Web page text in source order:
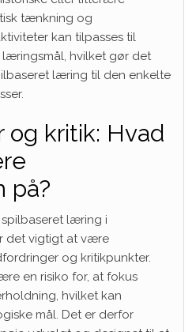
tænkning og
kan tilpasses til
hvilket gør det
læring til den enkelte
og kritik: Hvad
på?
læring i
det vigtigt at være
og kritikpunkter.
en risiko for, at fokus
hvilket kan
mål. Det er derfor